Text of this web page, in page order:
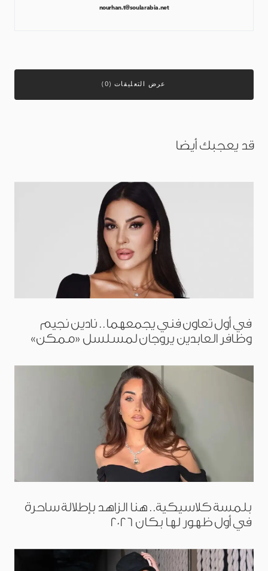
nourhan.t@soularabia.net
عرض التعليقات (0)
قد يعجبك أيضا
في أول تعاون فني يجمعهما.. نادين نجيم
وظافر العابدين يروجان لمسلسل «ممكن»
بلمسة كلاسيكية.. هنا الزاهد بإطلالة ساحرة
في أول ظهور لها بكان 2026